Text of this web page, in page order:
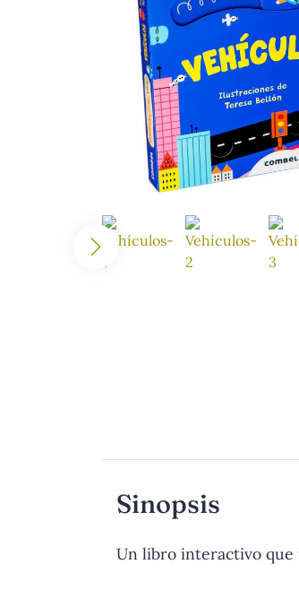
Sinopsis
Un libro interactivo que